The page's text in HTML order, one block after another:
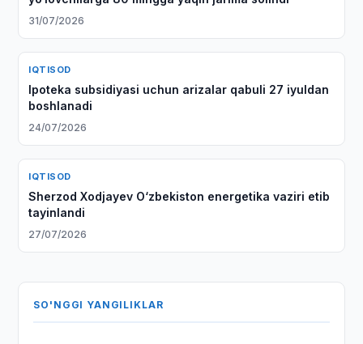
31/07/2026
IQTISOD
Ipoteka subsidiyasi uchun arizalar qabuli 27 iyuldan
boshlanadi
24/07/2026
IQTISOD
Sherzod Xodjayev O‘zbekiston energetika vaziri etib
tayinlandi
27/07/2026
SO'NGGI YANGILIKLAR